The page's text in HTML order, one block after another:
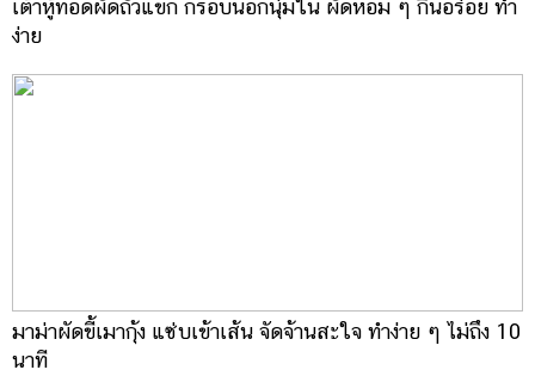
เต้าหู้ทอดผัดถั่วแขก กรอบนอกนุ่มใน ผัดหอม ๆ กินอร่อย ทำ
ง่าย
มาม่าผัดขี้เมากุ้ง แซ่บเข้าเส้น จัดจ้านสะใจ ทำง่าย ๆ ไม่ถึง 10
นาที